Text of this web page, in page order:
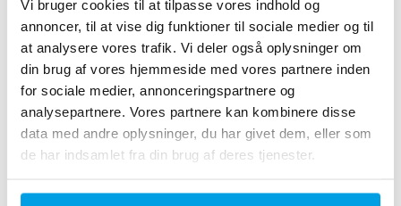
Vi bruger cookies til at tilpasse vores indhold og
annoncer, til at vise dig funktioner til sociale medier og til
at analysere vores trafik. Vi deler også oplysninger om
din brug af vores hjemmeside med vores partnere inden
for sociale medier, annonceringspartnere og
analysepartnere. Vores partnere kan kombinere disse
data med andre oplysninger, du har givet dem, eller som
de har indsamlet fra din brug af deres tjenester.
der udvindes fra undergrunden og tilmed giver
processen godt 60 % mere metan på basis af den
samme mængde biomasse.
Råvand: byvand uden klor